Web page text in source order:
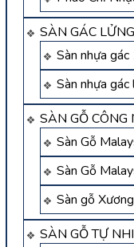
SÀN GÁC
Sàn nhựa
Sàn nhựa
SÀN GỖ CÔNG
Sàn Gỗ
Sàn Gỗ
Sàn gỗ
SÀN GỖ TỰ